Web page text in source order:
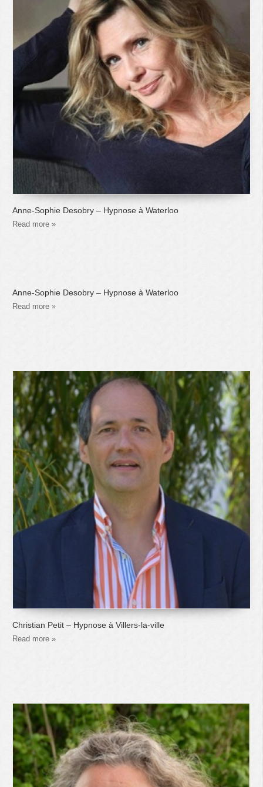
Anne-Sophie Desobry – Hypnose à Waterloo
Read more »
Anne-Sophie Desobry – Hypnose à Waterloo
Read more »
Christian Petit – Hypnose à Villers-la-ville
Read more »